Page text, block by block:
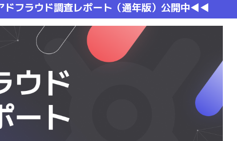
フラウド調査レポート（通年版）公開中◀︎◀︎